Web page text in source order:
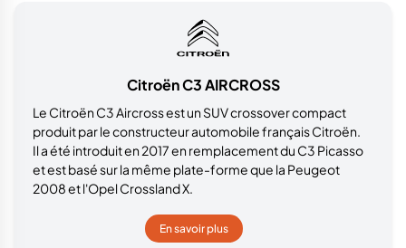
Citroën C3 AIRCROSS
Le Citroën C3 Aircross est un SUV crossover compact
produit par le constructeur automobile français Citroën.
Il a été introduit en 2017 en remplacement du C3 Picasso
et est basé sur la même plate-forme que la Peugeot
2008 et l'Opel Crossland X.
En savoir plus